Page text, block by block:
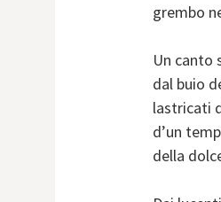
grembo
Un canto
dal buio
lastricati
d’un
della